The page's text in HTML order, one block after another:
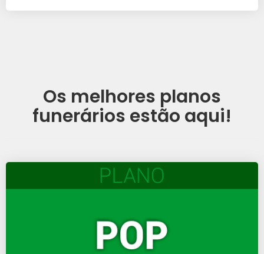
Os melhores planos
funerários estão aqui!